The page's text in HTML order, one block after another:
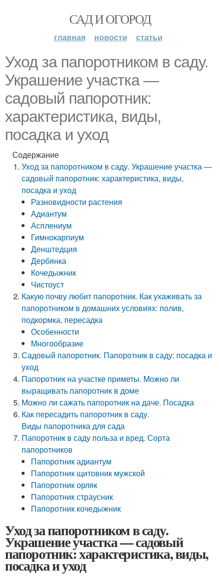
САД И ОГОРОД
главная новости статьи
Уход за папоротником в саду.
Украшение участка —
садовый папоротник:
характеристика, виды,
посадка и уход
Содержание
Уход за папоротником в саду. Украшение участка —
садовый папоротник: характеристика, виды,
посадка и уход
Разновидности растения
Адиантум
Асплениум
Гимнокарпиум
Денштедция
Дербянка
Кочедыжник
Чистоуст
Какую почву любит папоротник. Как ухаживать за
папоротником в домашних условиях: полив,
подкормка, пересадка
Особенности
Многообразие
Садовый папоротник. Папоротник в саду: посадка и
уход
Папоротник на участке приметы. Можно ли
выращивать папоротник в доме
Можно ли сажать папоротник на даче. Посадка
Как пересадить папоротник в саду.
Виды папоротника для сада
Папоротник в саду польза и вред. Сорта
папоротников
Папоротник адиантум
Папоротник щитовник мужской
Папоротник орляк
Папоротник страусник
Папоротник кочедыжник
Уход за папоротником в саду.
Украшение участка — садовый
папоротник: характеристика, виды,
посадка и уход